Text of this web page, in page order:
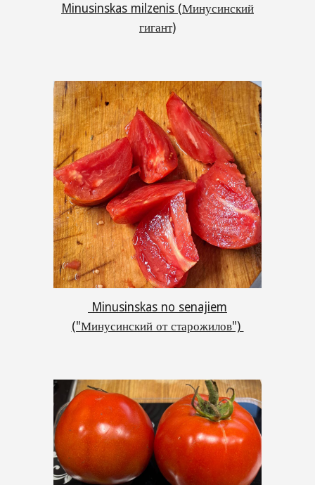
Minusinskas milzenis (Минусинский
гигант)
Minusinskas no senajiem
("Минусинский от старожилов")